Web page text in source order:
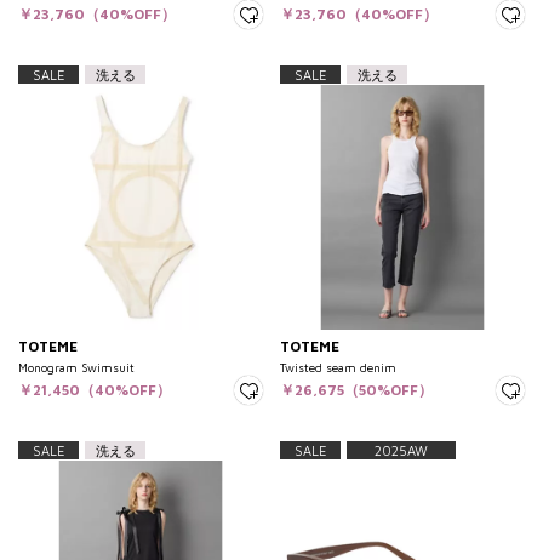
￥23,760（40%OFF） ￥23,760（40%OFF）
SALE 洗える
TOTEME
Monogram Swimsuit
￥21,450（40%OFF）
SALE 洗える
TOTEME
Twisted seam denim
￥26,675（50%OFF）
SALE 洗える SALE 2025AW